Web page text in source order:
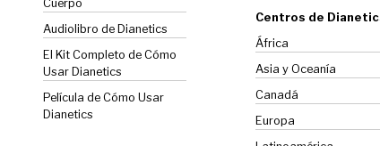
Cuerpo
Audiolibro de Dianetics
El Kit Completo de Cómo
Usar Dianetics
Película de Cómo Usar
Dianetics
Centros de
África
Asia y Oceanía
Canadá
Europa